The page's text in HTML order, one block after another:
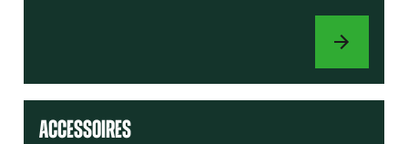
MANUELS
ACCESSOIRES